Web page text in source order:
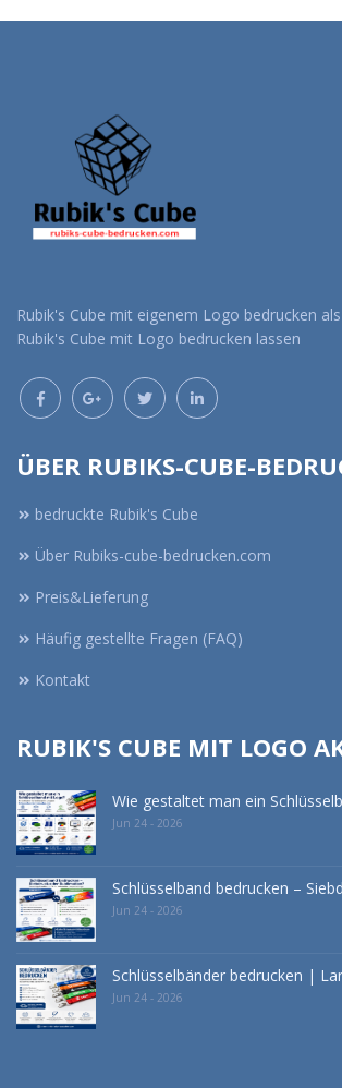
Rubik's Cube mit eigenem Logo bedrucken
Rubik's Cube mit Logo bedrucken lassen
ÜBER RUBIKS-CUBE-
bedruckte Rubik's Cube
Über Rubiks-cube-bedrucken.com
Preis&Lieferung
Häufig gestellte Fragen (FAQ)
Kontakt
RUBIK'S CUBE MIT LOGO
Wie gestaltet man ein
Jun 24 - 2026
Schlüsselband bedrucken –
Jun 24 - 2026
Schlüsselbänder bedrucken |
Jun 24 - 2026